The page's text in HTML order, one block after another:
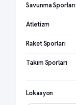
Savunma Sporları
Atletizm
Raket Sporları
Takım Sporları
Lokasyon